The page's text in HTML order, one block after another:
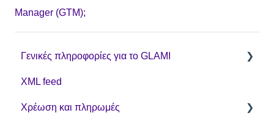
Manager (GTM);
Γενικές πληροφορίες για το GLAMI
Πληροφορίες για τα νέα καταστήματα
Περισσότερες πληροφορίες
XML feed
Χρέωση και πληρωμές